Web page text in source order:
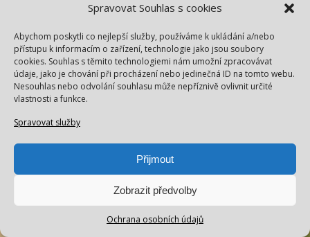
Spravovat Souhlas s cookies
Abychom poskytli co nejlepší služby, používáme k ukládání a/nebo
přístupu k informacím o zařízení, technologie jako jsou soubory
cookies. Souhlas s těmito technologiemi nám umožní zpracovávat
údaje, jako je chování při procházení nebo jedinečná ID na tomto webu.
Nesouhlas nebo odvolání souhlasu může nepříznivě ovlivnit určité
vlastnosti a funkce.
Spravovat služby
Přijmout
Zobrazit předvolby
Ochrana osobních údajů
Pamatovat si mě
Přihlásit se
Zapomněli jste heslo?